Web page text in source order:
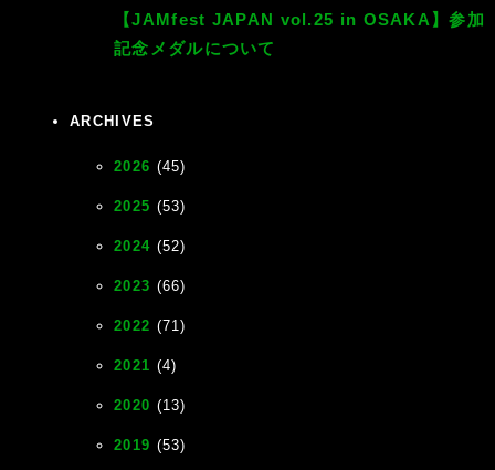
【JAMfest JAPAN vol.25 in OSAKA】参加
記念メダルについて
ARCHIVES
2026 (45)
2025 (53)
2024 (52)
2023 (66)
2022 (71)
2021 (4)
2020 (13)
2019 (53)